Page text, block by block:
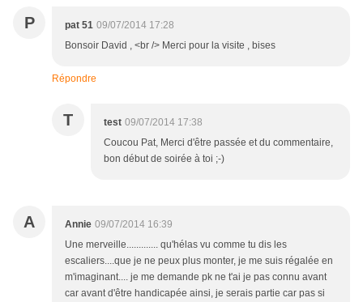
P pat 51 09/07/2014 17:28
Bonsoir David , <br /> Merci pour la visite , bises
Répondre
T test 09/07/2014 17:38
Coucou Pat, Merci d'être passée et du commentaire,
bon début de soirée à toi ;-)
A Annie 09/07/2014 16:39
Une merveille............. qu'hélas vu comme tu dis les
escaliers....que je ne peux plus monter, je me suis régalée en
m'imaginant.... je me demande pk ne t'ai je pas connu avant
car avant d'être handicapée ainsi, je serais partie car pas si